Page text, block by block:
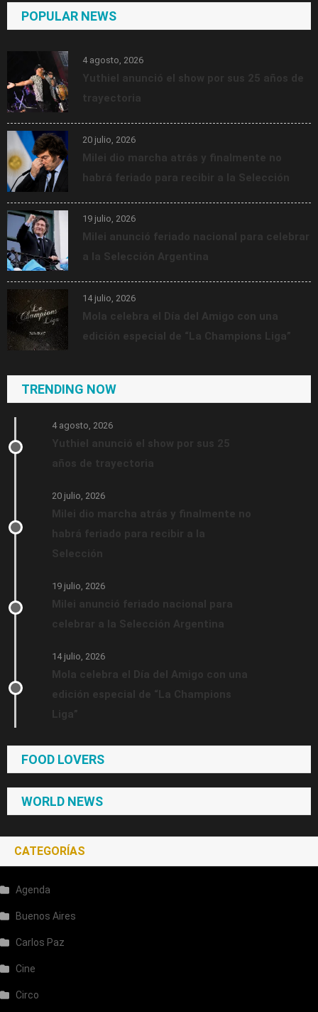
POPULAR NEWS
4 agosto, 2026
Yuthiel anunció el show por sus 25 años de
trayectoria
20 julio, 2026
Milei dio marcha atrás y finalmente no
habrá feriado para recibir a la Selección
19 julio, 2026
Milei anunció feriado nacional para celebrar
a la Selección Argentina
14 julio, 2026
Mola celebra el Día del Amigo con una
edición especial de “La Champions Liga”
TRENDING NOW
4 agosto, 2026
Yuthiel anunció el show por sus 25
años de trayectoria
20 julio, 2026
Milei dio marcha atrás y finalmente no
habrá feriado para recibir a la
Selección
19 julio, 2026
Milei anunció feriado nacional para
celebrar a la Selección Argentina
14 julio, 2026
Mola celebra el Día del Amigo con una
edición especial de “La Champions
FOOD LOVERS
WORLD NEWS
CATEGORÍAS
Agenda
Buenos Aires
Carlos Paz
Cine
Circo